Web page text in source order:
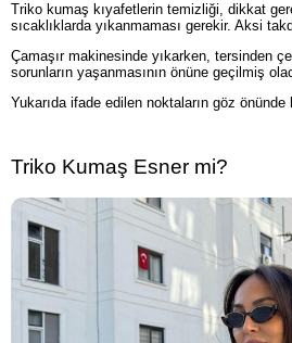
Triko kumaş kıyafetlerin temizliği, dikkat
sıcaklıklarda yıkanmaması gerekir. Aksi
Çamaşır makinesinde yıkarken, tersinden
sorunların yaşanmasının önüne geçilmiş
Yukarıda ifade edilen noktaların göz
Triko Kumaş Esner mi?